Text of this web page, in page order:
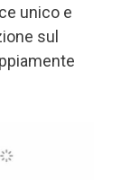
unico e
sul